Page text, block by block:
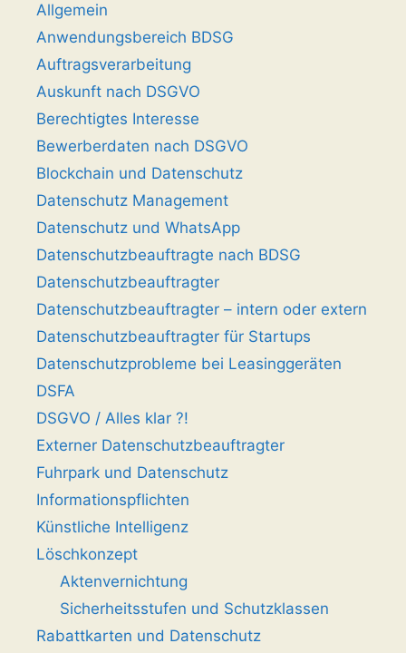
Allgemein
Anwendungsbereich BDSG
Auftragsverarbeitung
Auskunft nach DSGVO
Berechtigtes Interesse
Bewerberdaten nach DSGVO
Blockchain und Datenschutz
Datenschutz Management
Datenschutz und WhatsApp
Datenschutzbeauftragte nach BDSG
Datenschutzbeauftragter
Datenschutzbeauftragter – intern oder extern
Datenschutzbeauftragter für Startups
Datenschutzprobleme bei Leasinggeräten
DSFA
DSGVO / Alles klar ?!
Externer Datenschutzbeauftragter
Fuhrpark und Datenschutz
Informationspflichten
Künstliche Intelligenz
Löschkonzept
Aktenvernichtung
Sicherheitsstufen und Schutzklassen
Rabattkarten und Datenschutz